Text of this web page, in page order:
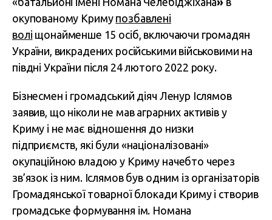
окупованому Криму позбавлені
волі щонайменше 15 осіб, включаючи громадян
України, викрадених російськими військовими на
півдні України після 24 лютого 2022 року.
Бізнесмен і громадський діяч Ленур Іслямов
заявив, що ніколи не мав аграрних активів у
Криму і не має відношення до низки
підприємств, які були «націоналізовані»
окупаційною владою у Криму начебто через
зв’язок із ним. Іслямов був одним із організаторів
Громадянської товарної блокади Криму і створив
громадське формування ім. Номана